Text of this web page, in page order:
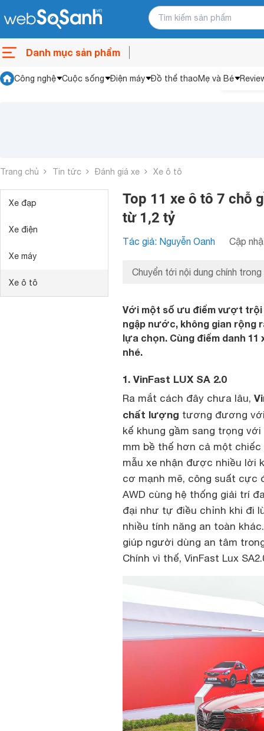
Danh mục sản phẩm
Công nghệ Cuộc sống Điện máy Đồ thể thaoMẹ và Bé
Trang chủ Tin tức Đánh giá xe Xe ô tô
Xe đạp
Xe điện
Xe máy
Xe ô tô
Top 11 xe ô tô 7 chỗ
từ 1,2 tỷ
Tác giả: Nguyễn Oanh Cập
Chuyển tới nội dung chính trong
Với một số ưu điểm vượt
ngập nước, không gian rộng
lựa chọn. Cùng điểm danh
nhé.
1. VinFast LUX SA 2.0
Ra mắt cách đây chưa lâu,
chất lượng tương đương
kế khung gầm sang trọng
mm bề thế hơn cả một chiếc
mẫu xe nhận được nhiều lời
cơ mạnh mẽ, công suất cực
AWD cùng hệ thống giải trí
đại như tự điều chỉnh khi đi
nhiều tính năng an toàn
giúp người dùng an tâm
Chính vì thế, VinFast Lux